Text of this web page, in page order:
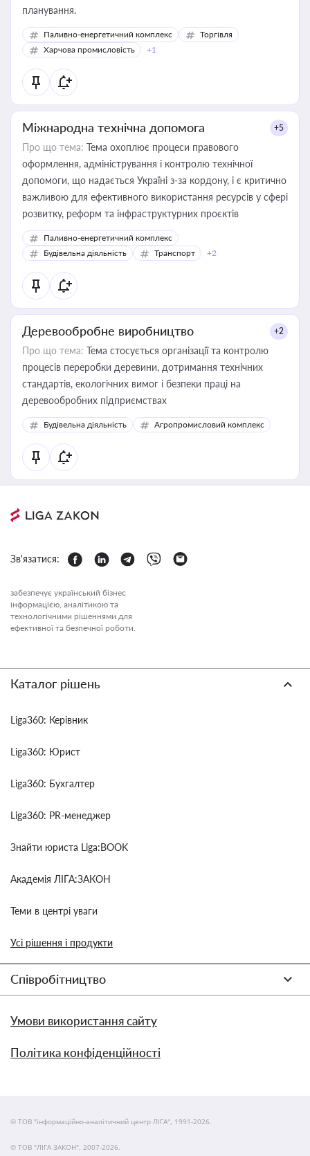
планування.
Паливно-енергетичний комплекс
Торгівля
Харчова промисловість
+1
Міжнародна технічна допомога +5
Про що тема: Тема охоплює процеси правового
оформлення, адміністрування і контролю технічної
допомоги, що надається Україні з-за кордону, і є критично
важливою для ефективного використання ресурсів у сфері
розвитку, реформ та інфраструктурних проєктів
Паливно-енергетичний комплекс
Будівельна діяльність
Транспорт +2
Деревообробне виробництво +2
Про що тема: Тема стосується організації та контролю
процесів переробки деревини, дотримання технічних
стандартів, екологічних вимог і безпеки праці на
деревообробних підприємствах
Будівельна діяльність Агропромисловий комплекс
Зв'язатися:
забезпечує український бізнес
інформацією, аналітикою та
технологічними рішеннями для
ефективної та безпечної роботи.
Каталог рішень
Liga360: Керівник
Liga360: Юрист
Liga360: Бухгалтер
Liga360: PR-менеджер
Знайти юриста Liga:BOOK
Академія ЛІГА:ЗАКОН
Теми в центрі уваги
Усі рішення і продукти
Співробітництво
Умови використання сайту
Політика конфіденційності
© ТОВ "інформаційно-аналітичний центр ЛІГА", 1991-2026.
© ТОВ "ЛІГА ЗАКОН", 2007-2026.